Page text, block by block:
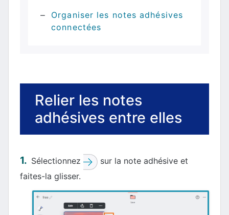
Organiser les notes adhésives
connectées
Relier les notes
adhésives entre elles
Sélectionnez
sur la note adhésive et
faites-la glisser.